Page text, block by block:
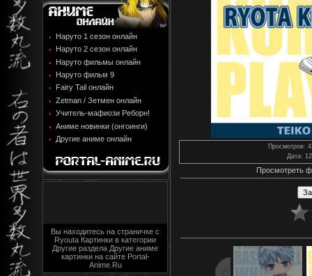
Наруто 1 сезон онлайн
Наруто 2 сезон онлайн
Наруто фильмы онлайн
Наруто фильм 9
Fairy Tail онлайн
Zetman / Зетмен онлайн
Учитель-мафиози Реборн!
Аниме новинки (онгоинги)
Другие аниме онлайн
Вы находитесь на страничке с
Ryouta Картинки в категории
Другие раздела Другие аниме
картинки на сайте Portal-
Anime.Ru
Просмотров:
Дата:
Просмотреть